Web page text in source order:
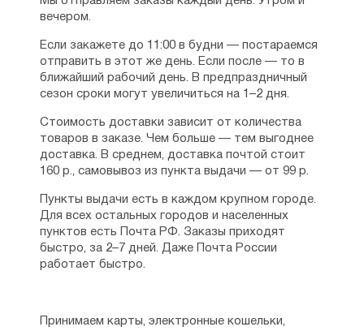
вечером.
Если закажете до 11:00 в будни — постараемся
отправить в этот же день. Если после — то в
ближайший рабочий день. В предпраздничный
сезон сроки могут увеличиться на 1–2 дня.
Стоимость доставки зависит от количества
товаров в заказе. Чем больше — тем выгоднее
доставка. В среднем, доставка почтой стоит
160 р., самовывоз из пункта выдачи — от 99 р.
Пункты выдачи есть в каждом крупном городе.
Для всех остальных городов и населенных
пунктов есть Почта РФ. Заказы приходят
быстро, за 2–7 дней. Даже Почта России
работает быстро.
Принимаем карты, электронные кошельки,